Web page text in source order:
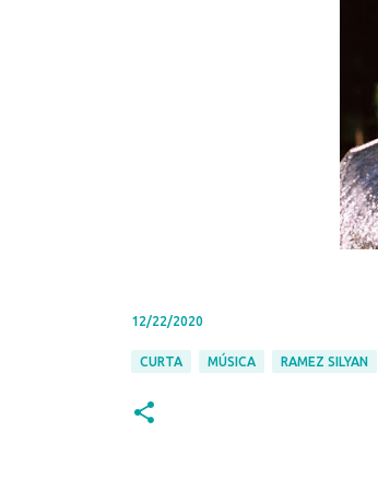
12/22/2020
CURTA MÚSICA RAMEZ SILYAN